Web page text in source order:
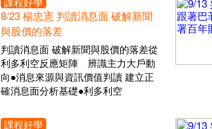
8/23 楊忠憲 判讀消息面 破解新聞
與股價的落差
判讀消息面 破解新聞與股價的落差從
利多利空反應矩陣 辨識主力大戶動
向●消息來源與資訊價值判讀 建立正
確消息面分析基礎●利多利空
課程好學